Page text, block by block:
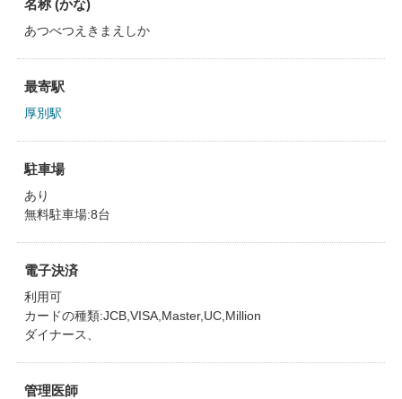
名称 (かな)
あつべつえきまえしか
最寄駅
厚別駅
駐車場
あり
無料駐車場:8台
電子決済
利用可
カードの種類:JCB,VISA,Master,UC,Million
ダイナース、
管理医師